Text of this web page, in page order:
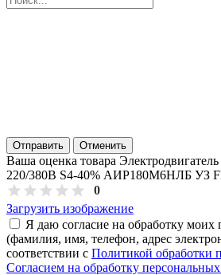
Отправить Отменить
Ваша оценка товара
220/380В S4-40% АИР180М6НЛБ УЗ
0
Загрузить изображение
Я даю согласие на обработку
(фамилия, имя, телефон, адрес
соответствии с Политикой обработки
Согласием на обработку